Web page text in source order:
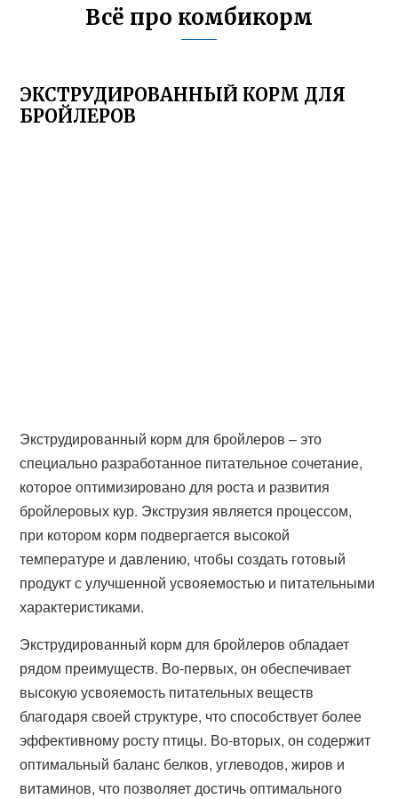
Всё про комбикорм
ЭКСТРУДИРОВАННЫЙ КОРМ ДЛЯ
БРОЙЛЕРОВ
Экструдированный корм для бройлеров – это
специально разработанное питательное сочетание,
которое оптимизировано для роста и развития
бройлеровых кур. Экструзия является процессом,
при котором корм подвергается высокой
температуре и давлению, чтобы создать готовый
продукт с улучшенной усвояемостью и питательными
характеристиками.
Экструдированный корм для бройлеров обладает
рядом преимуществ. Во-первых, он обеспечивает
высокую усвояемость питательных веществ
благодаря своей структуре, что способствует более
эффективному росту птицы. Во-вторых, он содержит
оптимальный баланс белков, углеводов, жиров и
витаминов, что позволяет достичь оптимального